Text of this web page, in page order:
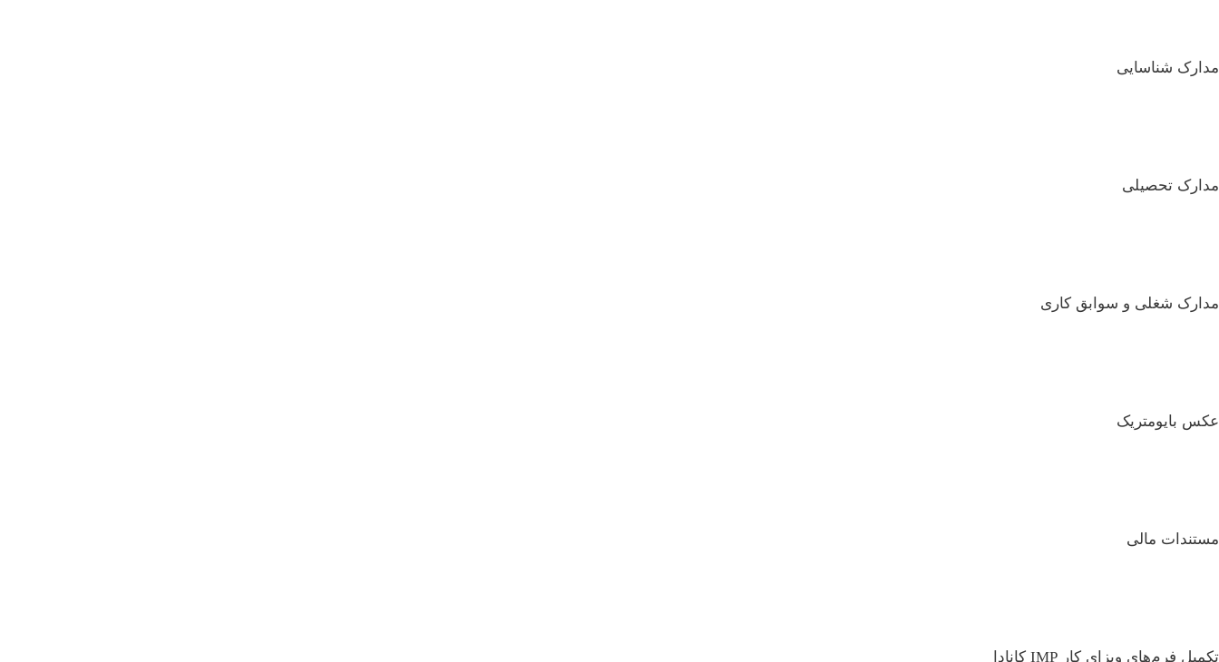
مدارک شناسایی
مدارک تحصیلی
مدارک شغلی و سوابق کاری
عکس بایومتریک
مستندات مالی
تکمیل فرم‌های ویزای کار IMP کانادا